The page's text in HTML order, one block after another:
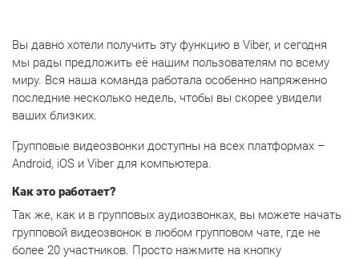
Вы давно хотели получить эту функцию в Viber, и сегодня
мы рады предложить её нашим пользователям по всему
миру. Вся наша команда работала особенно напряженно
последние несколько недель, чтобы вы скорее увидели
ваших близких.
Групповые видеозвонки доступны на всех платформах –
Android, iOS и Viber для компьютера.
Как это работает?
Так же, как и в групповых аудиозвонках, вы можете начать
групповой видеозвонок в любом групповом чате, где не
более 20 участников. Просто нажмите на кнопку